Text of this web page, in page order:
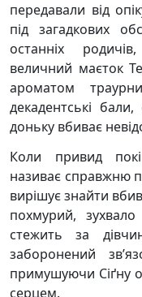
передавали від
під загадкових
останніх
величний маєток
ароматом
декадентські
доньку вбиває
Коли привид
називає справжню
вирішує знайти
похмурий,
стежить за
заборонений
примушуючи Сіґну
серцем.